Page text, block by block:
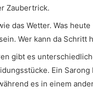
Zaubertrick.
das Wetter. Was heute
Wer kann da Schritt
gibt es
Ein Sarong
es in einem